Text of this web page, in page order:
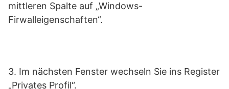
mittleren Spalte auf „Windows-
Firwalleigenschaften“.
3. Im nächsten Fenster wechseln Sie ins Register
„Privates Profil“.